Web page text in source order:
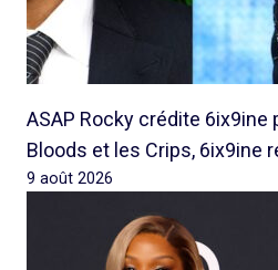
ASAP Rocky crédite 6ix9ine
Bloods et les Crips, 6ix9ine
9 août 2026